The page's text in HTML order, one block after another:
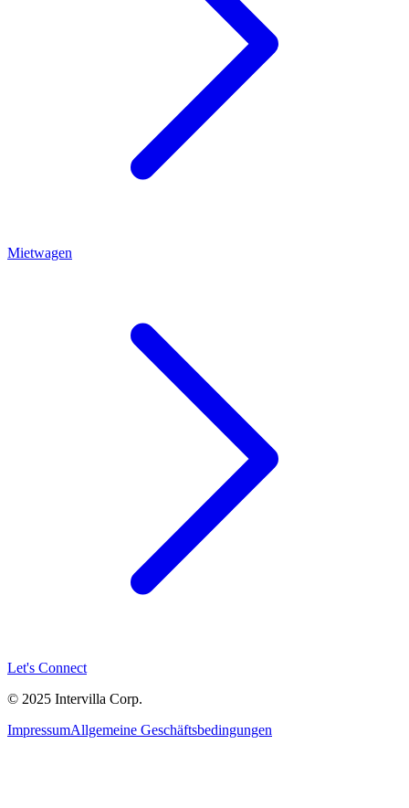
Mietwagen
Let's Connect
© 2025 Intervilla Corp.
ImpressumAllgemeine Geschäftsbedingungen